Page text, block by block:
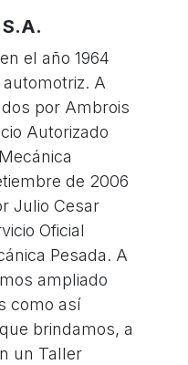
S.A.
el año 1964
A
por Ambrois
Autorizado
de 2006
Julio Cesar
Oficial
Pesada. A
ampliado
como así
brindamos, a
un Taller